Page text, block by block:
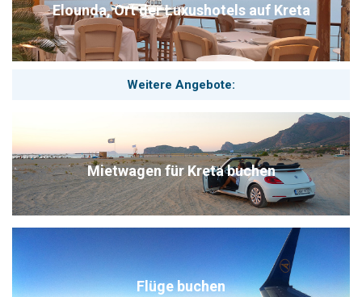
Elounda, Ort der Luxushotels auf Kreta
Weitere Angebote:
Mietwagen für Kreta buchen
Flüge buchen